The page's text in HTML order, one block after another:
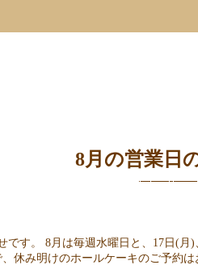
8月の営業日
です。 8月は毎週水曜日と、17日(
休み明けのホールケーキのご予約